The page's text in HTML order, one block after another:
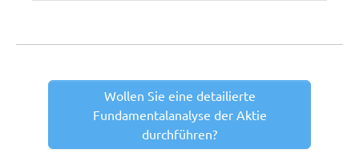
Wollen Sie eine detailierte
Fundamentalanalyse der Aktie
durchführen?